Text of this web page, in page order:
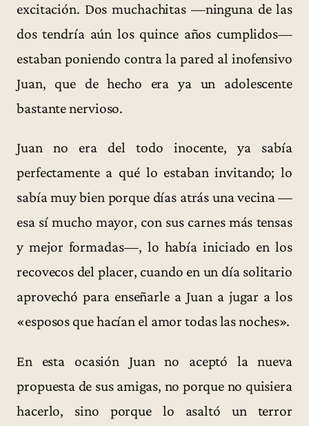
excitación. Dos muchachitas —ninguna de las
dos tendría aún los quince años cumplidos—
estaban poniendo contra la pared al inofensivo
Juan, que de hecho era ya un adolescente
bastante nervioso.
Juan no era del todo inocente, ya sabía
perfectamente a qué lo estaban invitando; lo
sabía muy bien porque días atrás una vecina —
esa sí mucho mayor, con sus carnes más tensas
y mejor formadas—, lo había iniciado en los
recovecos del placer, cuando en un día solitario
aprovechó para enseñarle a Juan a jugar a los
«esposos que hacían el amor todas las noches».
En esta ocasión Juan no aceptó la nueva
propuesta de sus amigas, no porque no quisiera
hacerlo, sino porque lo asaltó un terror